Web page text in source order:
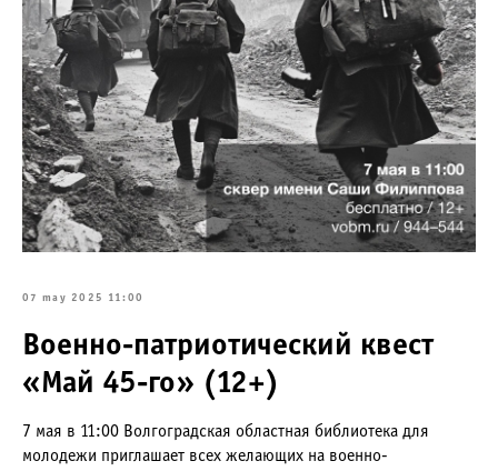
07 may 2025 11:00
Военно-патриотический квест
«Май 45-го» (12+)
7 мая в 11:00 Волгоградская областная библиотека для
молодежи приглашает всех желающих на военно-